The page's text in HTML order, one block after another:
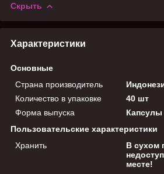
Скрыть
Характеристики
Основные
Страна производитель
Количество в упаковке
40 шт
Форма выпуска
Капсулы
Пользовательские характеристики
Хранить
В сухом
месте!